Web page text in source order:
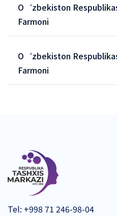
O‘zbekiston
Farmoni
O‘zbekiston
Farmoni
Tel: +998 71 246-98-04